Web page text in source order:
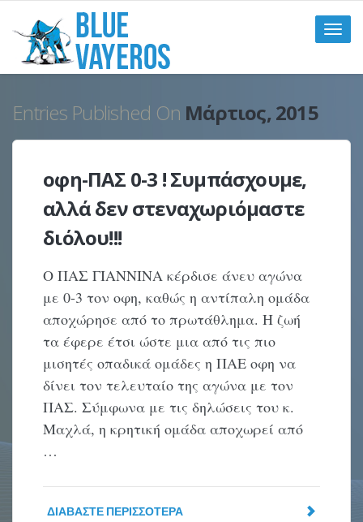
Toggle
Entries Published On Μάρτιος, 2015
οφη-ΠΑΣ 0-3 ! Συμπάσχουμε,
αλλά δεν στεναχωριόμαστε
διόλου!!!
Ο ΠΑΣ ΓΙΑΝΝΙΝΑ κέρδισε άνευ αγώνα
με 0-3 τον οφη, καθώς η αντίπαλη ομάδα
αποχώρησε από το πρωτάθλημα. Η ζωή
τα έφερε έτσι ώστε μια από τις πιο
μισητές οπαδικά ομάδες η ΠΑΕ οφη να
δίνει τον τελευταίο της αγώνα με τον
ΠΑΣ. Σύμφωνα με τις δηλώσεις του κ.
Μαχλά, η κρητική ομάδα αποχωρεί από
…
ΔΙΑΒΆΣΤΕ ΠΕΡΙΣΣΌΤΕΡΑ